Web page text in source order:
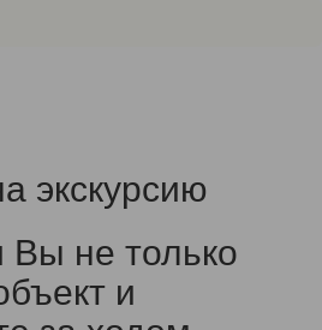
экскурсию
Вы не только
и